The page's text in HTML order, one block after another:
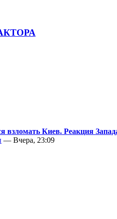
взломать Киев. Реакция
— Вчера, 23:09